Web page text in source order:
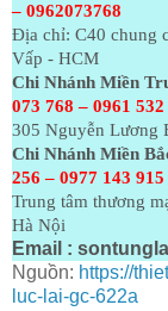
– 0962073768
Địa chỉ: C40 chung
Vấp - HCM
Chi Nhánh Miền
073 768 – 0961 532
305 Nguyễn Lương
Chi Nhánh Miền
256 – 0977 143 915
Trung tâm thương
Hà Nội
Email :
Nguồn: https://
luc-lai-gc-622a